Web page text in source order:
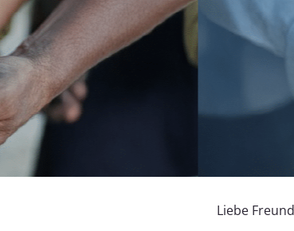
Liebe